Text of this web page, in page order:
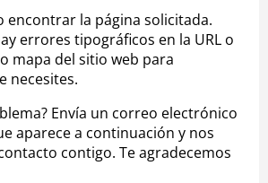
encontrar la página solicitada.
errores tipográficos en la URL o
mapa del sitio web para
necesites.
Envía un correo electrónico
aparece a continuación y nos
contigo. Te agradecemos